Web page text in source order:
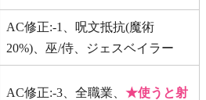
AC修正:-1、呪文抵抗(魔術
20%)、巫/侍、ジェスベイラー
AC修正:-3、全職業、 ★使うと射